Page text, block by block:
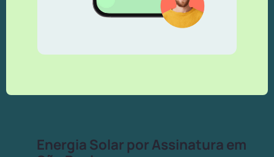
Energia Solar por Assinatura em